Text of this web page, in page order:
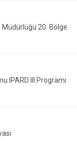
Müdürlüğü 20. Bölge
IPARD III Programı